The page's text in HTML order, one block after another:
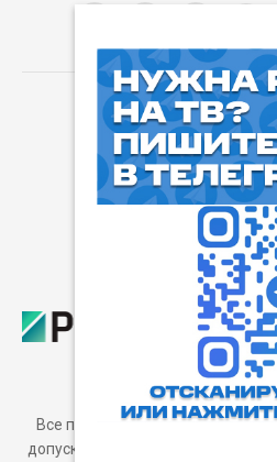
Все права защищены. Любое
допускается только с согласия